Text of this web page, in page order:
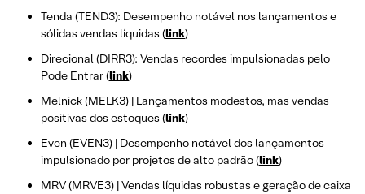
Tenda (TEND3): Desempenho notável nos lançamentos e
sólidas vendas líquidas (link)
Direcional (DIRR3): Vendas recordes impulsionadas pelo
Pode Entrar (link)
Melnick (MELK3) | Lançamentos modestos, mas vendas
positivas dos estoques (link)
Even (EVEN3) | Desempenho notável dos lançamentos
impulsionado por projetos de alto padrão (link)
MRV (MRVE3) | Vendas líquidas robustas e geração de caixa